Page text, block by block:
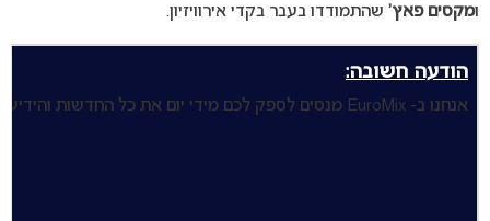
ומקסים פאץ’ שהתמודדו בעבר בקדי אירוויזיון.
הודעה חשובה:
אנחנו ב- EuroMix מנסים לספק לכם מידי יום את כל החדשות והידיעות הקשורות לאירוויזיון בעברית ובממשק נוח, בהתנדבות ואהבה רבה לתחרות. אנחנו מנסים כבר תקופה ארוכה להגיע ל- 1,000 מנויים בעמוד היוטיוב שלנו, בו אנחנו מפרסמים חדשות והודעות לגבי האירוויזיון. אנחנו ממש מבקשים, הכנסו לקישור הבא והרשמו כמנויים > כך גם תקבלו התראות על כל החדשות וגם תעזרו לנו המון! תודה רבה 🙏🙏🙏.